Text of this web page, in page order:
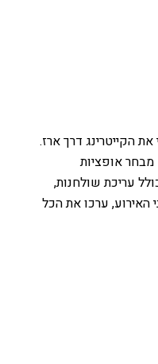
הקייטרינג דרך ארז.
מבחר אופציות
עריכת שולחנות,
האירוע, ערכו את הכל